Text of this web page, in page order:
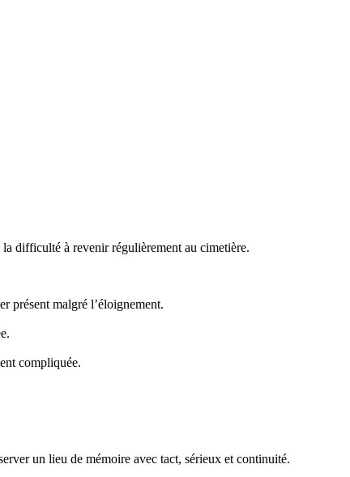
difficulté à revenir régulièrement au cimetière.
présent malgré l’éloignement.
compliquée.
un lieu de mémoire avec tact, sérieux et continuité.